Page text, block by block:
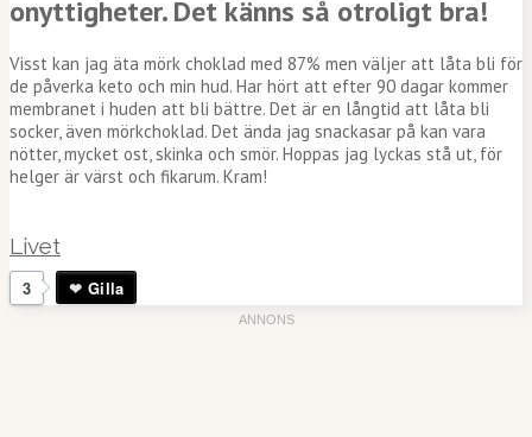
onyttigheter. Det känns så otroligt bra!
Visst kan jag äta mörk choklad med 87% men väljer att låta bli för
de påverka keto och min hud. Har hört att efter 90 dagar kommer
membranet i huden att bli bättre. Det är en långtid att låta bli
socker, även mörkchoklad. Det ända jag snackasar på kan vara
nötter, mycket ost, skinka och smör. Hoppas jag lyckas stå ut, för
helger är värst och fikarum. Kram!
Livet
3 Gilla